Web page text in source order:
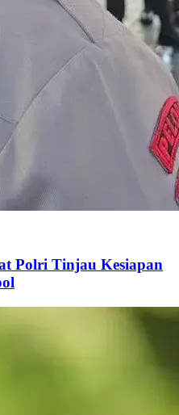
Polri Tinjau Kesiapan